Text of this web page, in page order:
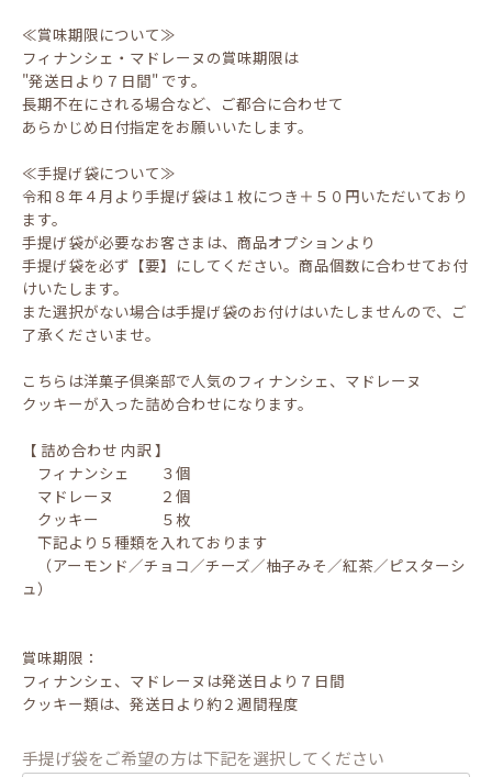
≪賞味期限について≫
フィナンシェ・マドレーヌの賞味期限は
"発送日より７日間" です。
長期不在にされる場合など、ご都合に合わせて
あらかじめ日付指定をお願いいたします。
≪手提げ袋について≫
令和８年４月より手提げ袋は１枚につき＋５０円いただいており
ます。
手提げ袋が必要なお客さまは、商品オプションより
手提げ袋を必ず【要】にしてください。商品個数に合わせてお付
けいたします。
また選択がない場合は手提げ袋のお付けはいたしませんので、ご
了承くださいませ。
こちらは洋菓子倶楽部で人気のフィナンシェ、マドレーヌ
クッキーが入った詰め合わせになります。
【 詰め合わせ 内訳 】
フィナンシェ ３個
マドレーヌ ２個
クッキー ５枚
下記より５種類を入れております
（アーモンド／チョコ／チーズ／柚子みそ／紅茶／ピスターシ
ュ）
賞味期限：
フィナンシェ、マドレーヌは発送日より７日間
クッキー類は、発送日より約２週間程度
手提げ袋をご希望の方は下記を選択してください